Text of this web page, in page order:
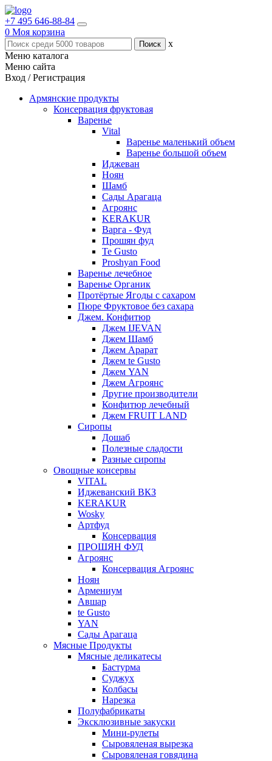
+7 495 646-88-84
0 Моя корзина
x
Меню каталога
Меню сайта
Вход / Регистрация
Армянские продукты
Консервация фруктовая
Варенье
Vital
Варенье маленький объем
Варенье большой объем
Иджеван
Ноян
Шамб
Сады Арагаца
Агроянс
KERAKUR
Варга - Фуд
Прошян фуд
Te Gusto
Proshyan Food
Варенье лечебное
Варенье Органик
Протёртые Ягоды с сахаром
Пюре Фруктовое без сахара
Джем. Конфитюр
Джем IJEVAN
Джем Шамб
Джем Арарат
Джем te Gusto
Джем YAN
Джем Агроянс
Другие производители
Конфитюр лечебный
Джем FRUIT LAND
Сиропы
Дошаб
Полезные сладости
Разные сиропы
Овощные консервы
VITAL
Иджеванский ВКЗ
KERAKUR
Wosky
Артфуд
Консервация
ПРОШЯН ФУД
Агроянс
Консервация Агроянс
Ноян
Армениум
Авшар
te Gusto
YAN
Сады Арагаца
Мясные Продукты
Мясные деликатесы
Бастурма
Суджух
Колбасы
Нарезка
Полуфабрикаты
Эксклюзивные закуски
Мини-рулеты
Сыровяленая вырезка
Сыровяленая говядина